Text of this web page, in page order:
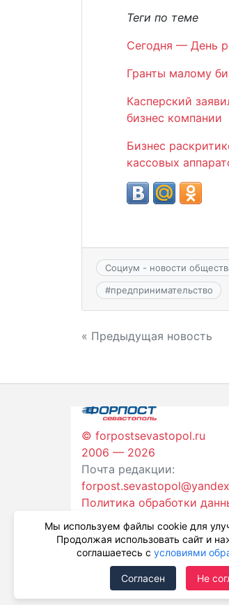
Теги по теме
Сегодня — День
Гранты малому
Касперский
бизнес компании
Бизнес
кассовых
Социум - новости
#предпринимательство
Навигация
записям
« Предыдущая новость
© forpostsevastopol.ru
2006 — 2026
Почта редакции:
Политика обработки
Мы используем файлы cookie для
Продолжая использовать сайт и
соглашаетесь с условиями
Согласен Не